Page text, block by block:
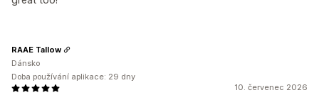
10. červenec 2026
RAAE Tallow
Dánsko
Doba používání aplikace: 29 dny